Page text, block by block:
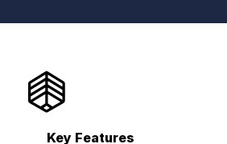
Key Features